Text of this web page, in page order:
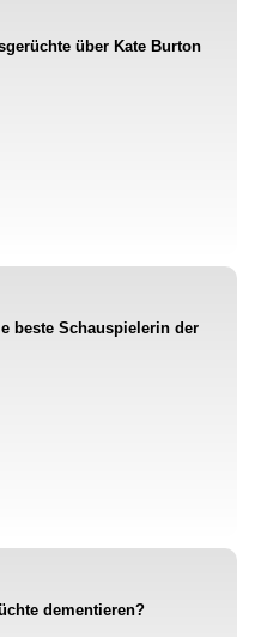
über Kate Burton
beste Schauspielerin der
dementieren?